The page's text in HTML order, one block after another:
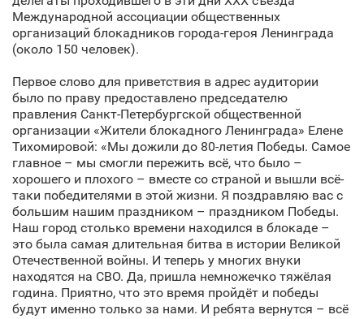
Международной ассоциации общественных
организаций блокадников города-героя Ленинграда
(около 150 человек).
Первое слово для приветствия в адрес аудитории
было по праву предоставлено председателю
правления Санкт‑Петербургской общественной
организации «Жители блокадного Ленинграда» Елене
Тихомировой: «Мы дожили до 80-летия Победы. Самое
главное – мы смогли пережить всё, что было –
хорошего и плохого – вместе со страной и вышли всё-
таки победителями в этой жизни. Я поздравляю вас с
большим нашим праздником – праздником Победы.
Наш город столько времени находился в блокаде –
это была самая длительная битва в истории Великой
Отечественной войны. И теперь у многих внуки
находятся на СВО. Да, пришла немножечко тяжёлая
година. Приятно, что это время пройдёт и победы
будут именно только за нами. И ребята вернутся – всё